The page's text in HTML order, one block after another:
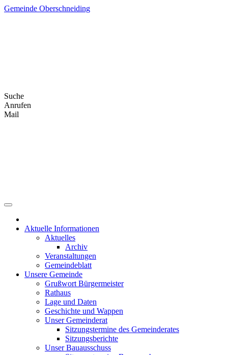
Skip
Gemeinde Oberschneiding
Suche
Anrufen
Mail
Aktuelle Informationen
Aktuelles
Archiv
Veranstaltungen
Gemeindeblatt
Unsere Gemeinde
Grußwort Bürgermeister
Rathaus
Lage und Daten
Geschichte und Wappen
Unser Gemeinderat
Sitzungstermine des Gemeinderates
Sitzungsberichte
Unser Bauausschuss